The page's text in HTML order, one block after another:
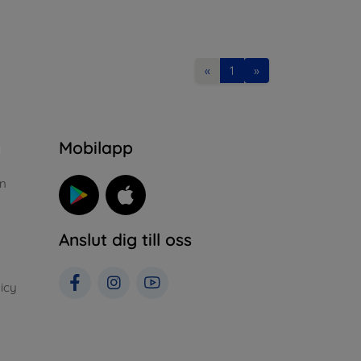
« 1 »
Mobilapp
Anslut dig till oss